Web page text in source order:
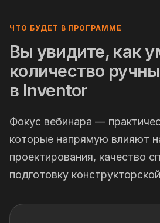
ЧТО БУДЕТ В ПРОГРАММЕ
Вы увидите, как
количество
в Inventor
Фокус вебинара —
которые напрямую влияют
проектирования, качество
подготовку